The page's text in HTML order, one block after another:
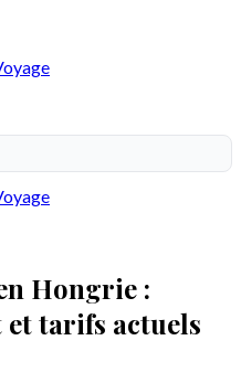
Hongrie :
tarifs actuels